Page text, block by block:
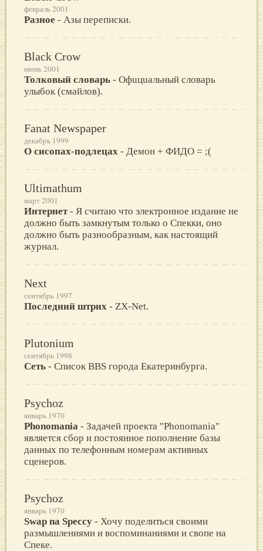
февраль 2001
Разное - Азы переписки.
Black Crow
июнь 2001
Толковый словарь - Офuцuальный cловаpь
улыбок (смайлов).
Fanat Newspaper
декабрь 1999
О сисопах-подлецах - Демон + ФИДО = ;(
Ultimathum
март 2001
Интернет- Я считаю что электронное издание не
должно быть замкнутым только о Спекки, оно
должно быть разнообразным, как настоящий
журнал.
Next
сентябрь 1997
Последний штрих - ZX-Net.
Plutonium
сентябрь 1998
Сеть - Список BBS города Екатеринбурга.
Psychoz
январь 1970
Phonomania - Задачей проекта "Phonomаniа"
является сбор и постоянное пополнение базы
данных по телефонным номерам активных
сценеров.
Psychoz
январь 1970
Swар nа Sрессy - Хочу поделиться своими
размышлениями и воспоминаниями и свопе на
Cпеке.